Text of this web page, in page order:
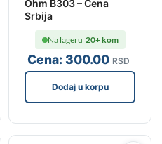
Ohm B303 – Cena
Srbija
Cena:300.00 RSD
Na lageru 20+ kom
Dodaj u korpu